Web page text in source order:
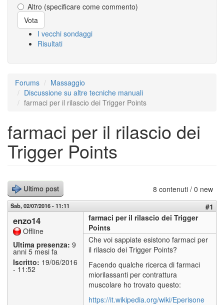
Altro (specificare come commento)
Scelte
Vota
I vecchi sondaggi
Risultati
Forums
Massaggio
Discussione su altre tecniche manuali
farmaci per il rilascio dei Trigger Points
farmaci per il rilascio dei
Trigger Points
8 contenuti / 0 new
Ultimo post
Sab, 02/07/2016 - 11:11 #1
enzo14
Offline
Ultima presenza: 9
anni 5 mesi fa
Iscritto: 19/06/2016
- 11:52
farmaci per il rilascio dei Trigger
Points
Che voi sappiate esistono farmaci per
il rilascio dei Trigger Points?
Facendo qualche ricerca di farmaci
miorilassanti per contrattura
muscolare ho trovato questo:
https://it.wikipedia.org/wiki/Eperisone